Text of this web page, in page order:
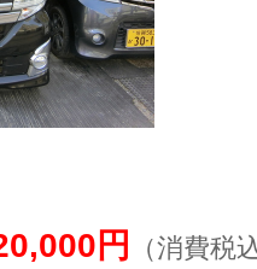
円 （消費税